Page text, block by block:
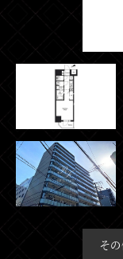
そ